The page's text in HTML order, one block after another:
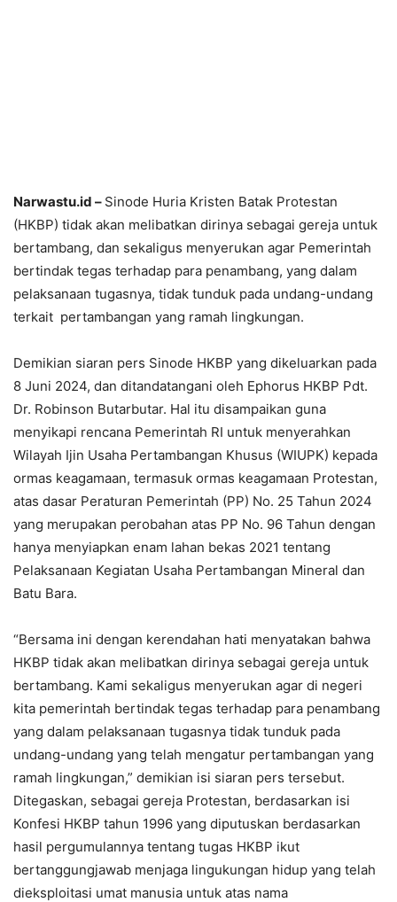
Narwastu.id – Sinode Huria Kristen Batak Protestan
(HKBP) tidak akan melibatkan dirinya sebagai gereja untuk
bertambang, dan sekaligus menyerukan agar Pemerintah
bertindak tegas terhadap para penambang, yang dalam
pelaksanaan tugasnya, tidak tunduk pada undang-undang
terkait pertambangan yang ramah lingkungan.
Demikian siaran pers Sinode HKBP yang dikeluarkan pada
8 Juni 2024, dan ditandatangani oleh Ephorus HKBP Pdt.
Dr. Robinson Butarbutar. Hal itu disampaikan guna
menyikapi rencana Pemerintah RI untuk menyerahkan
Wilayah Ijin Usaha Pertambangan Khusus (WIUPK) kepada
ormas keagamaan, termasuk ormas keagamaan Protestan,
atas dasar Peraturan Pemerintah (PP) No. 25 Tahun 2024
yang merupakan perobahan atas PP No. 96 Tahun dengan
hanya menyiapkan enam lahan bekas 2021 tentang
Pelaksanaan Kegiatan Usaha Pertambangan Mineral dan
Batu Bara.
“Bersama ini dengan kerendahan hati menyatakan bahwa
HKBP tidak akan melibatkan dirinya sebagai gereja untuk
bertambang. Kami sekaligus menyerukan agar di negeri
kita pemerintah bertindak tegas terhadap para penambang
yang dalam pelaksanaan tugasnya tidak tunduk pada
undang-undang yang telah mengatur pertambangan yang
ramah lingkungan,” demikian isi siaran pers tersebut.
Ditegaskan, sebagai gereja Protestan, berdasarkan isi
Konfesi HKBP tahun 1996 yang diputuskan berdasarkan
hasil pergumulannya tentang tugas HKBP ikut
bertanggungjawab menjaga lingukungan hidup yang telah
dieksploitasi umat manusia untuk atas nama